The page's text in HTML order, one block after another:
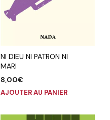
NI DIEU NI PATRON NI
MARI
8,00€
AJOUTER AU PANIER